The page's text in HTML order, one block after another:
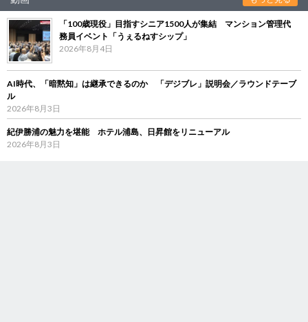
「100歳現役」目指すシニア1500人が集結 マンション管理代
務員イベント「うぇるねすシップ」
2026年8月4日
AI時代、「暗黙知」は継承できるのか 「デジブレ」説明会／ラウンドテーブ
ル
2026年8月3日
紀伊勝浦の魅力を堪能 ホテル浦島、日昇館をリニューアル
2026年8月3日